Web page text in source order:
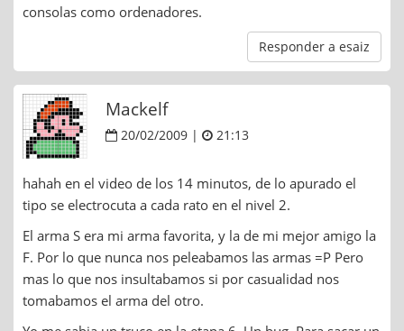
consolas como ordenadores.
Responder a esaiz
Mackelf
20/02/2009 | 21:13
hahah en el video de los 14 minutos, de lo apurado el
tipo se electrocuta a cada rato en el nivel 2.
El arma S era mi arma favorita, y la de mi mejor amigo la
F. Por lo que nunca nos peleabamos las armas =P Pero
mas lo que nos insultabamos si por casualidad nos
tomabamos el arma del otro.